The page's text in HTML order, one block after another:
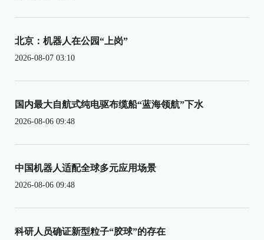
北京：机器人在公园“上岗”
2026-08-07 03:10
国内最大自航式纯电驱布缆船“蓝海领航”下水
2026-08-06 09:48
中国机器人适配全球多元应用场景
2026-08-06 09:48
科研人员确证新型粒子“胶球”的存在